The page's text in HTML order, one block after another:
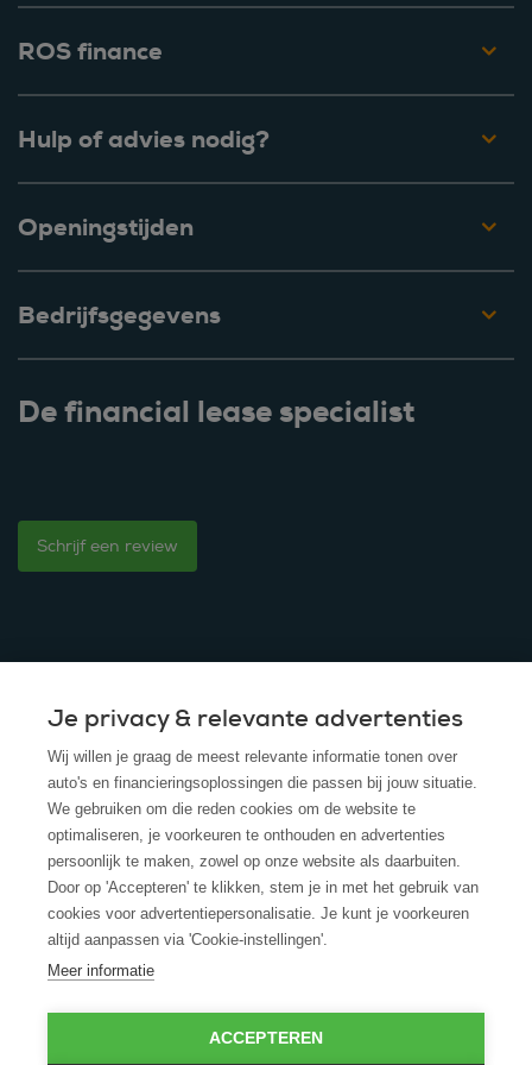
ROS finance
Hulp of advies nodig?
Openingstijden
Bedrijfsgegevens
De financial lease specialist
Schrijf een review
© 2025 - ROS Krediet Service
Algemene Voorwaarden
Disclaimer
Privacy Policy
Cookies
Cookie policy
Je privacy & relevante advertenties
Wij willen je graag de meest relevante informatie tonen over
auto's en financieringsoplossingen die passen bij jouw situatie.
We gebruiken om die reden cookies om de website te
optimaliseren, je voorkeuren te onthouden en advertenties
persoonlijk te maken, zowel op onze website als daarbuiten.
Door op 'Accepteren' te klikken, stem je in met het gebruik van
cookies voor advertentiepersonalisatie. Je kunt je voorkeuren
altijd aanpassen via 'Cookie-instellingen'.
Meer informatie
ACCEPTEREN